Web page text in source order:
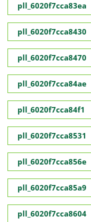
pll_6020f7cca83ea
pll_6020f7cca8430
pll_6020f7cca8470
pll_6020f7cca84ae
pll_6020f7cca84f1
pll_6020f7cca8531
pll_6020f7cca856e
pll_6020f7cca85a9
pll_6020f7cca8604